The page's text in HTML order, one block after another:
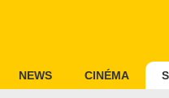
NEWS CINÉMA